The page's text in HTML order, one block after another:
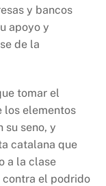
y bancos
apoyo y
de la
tomar el
los elementos
su seno, y
catalana que
a la clase
contra el podrido